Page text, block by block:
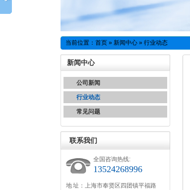
当前位置： 首页 » 新闻中心 » 行业动态
新闻中心
公司新闻
行业动态
常见问题
联系我们
全国咨询热线:
13524268996
地 址：上海市奉贤区四团镇平福路